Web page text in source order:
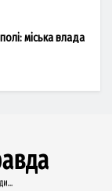
міська влада